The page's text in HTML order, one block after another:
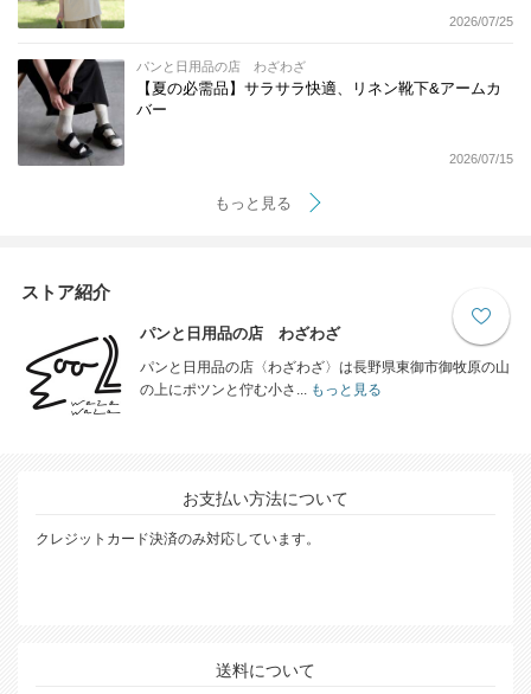
2026/07/25
パンと日用品の店 わざわざ
【夏の必需品】サラサラ快適、リネン靴下&アームカ
バー
2026/07/15
もっと見る
ストア紹介
パンと日用品の店 わざわざ
パンと日用品の店〈わざわざ〉は長野県東御市御牧原の山
の上にポツンと佇む小さ...もっと見る
お支払い方法について
クレジットカード決済のみ対応しています。
送料について